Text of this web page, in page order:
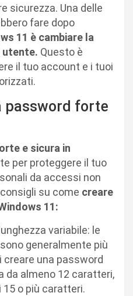
sicurezza. Una delle
fare dopo
11 è cambiare la
utente. Questo è
il tuo account e i tuoi
password forte
e sicura in
per proteggere il tuo
da accessi non
su come creare
11:
variabile: le
generalmente più
creare una password
da almeno 12 caratteri,
o più caratteri.